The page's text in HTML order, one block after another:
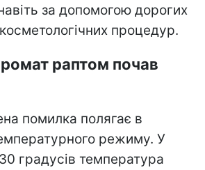
за допомогою дорогих
процедур.
раптом почав
помилка полягає в
режиму. У
градусів температура